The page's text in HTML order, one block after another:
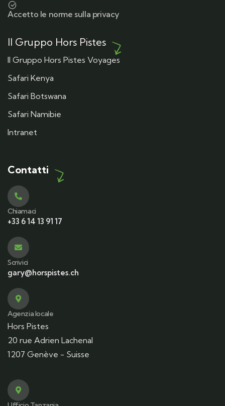
Accetto le norme sulla privacy
Il Gruppo Hors Pistes
Il Gruppo Hors Pistes Voyages
Safari Kenya
Safari Botswana
Safari Namibie
Intranet
Contatti
Chiamaci
+33 6 14 13 91 17
Scrivici
gary@horspistes.ch
Agenzia locale
Hors Pistes
20 rue Adrien Lachenal
1207 Genève - Suisse